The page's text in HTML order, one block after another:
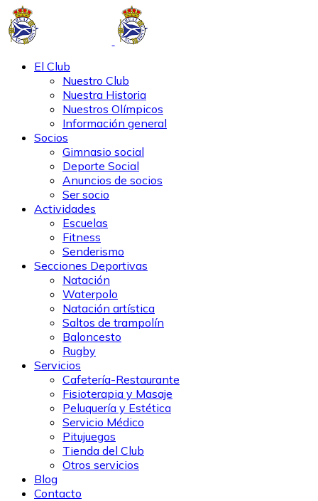
El Club
Nuestro Club
Nuestra Historia
Nuestros Olímpicos
Información general
Socios
Gimnasio social
Deporte Social
Anuncios de socios
Ser socio
Actividades
Escuelas
Fitness
Senderismo
Secciones Deportivas
Natación
Waterpolo
Natación artística
Saltos de trampolín
Baloncesto
Rugby
Servicios
Cafetería-Restaurante
Fisioterapia y Masaje
Peluquería y Estética
Servicio Médico
Pitujuegos
Tienda del Club
Otros servicios
Blog
Contacto